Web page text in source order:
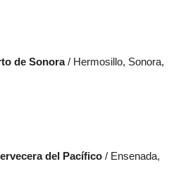
de Sonora/ Hermosillo, Sonora,
del Pacífico / Ensenada,